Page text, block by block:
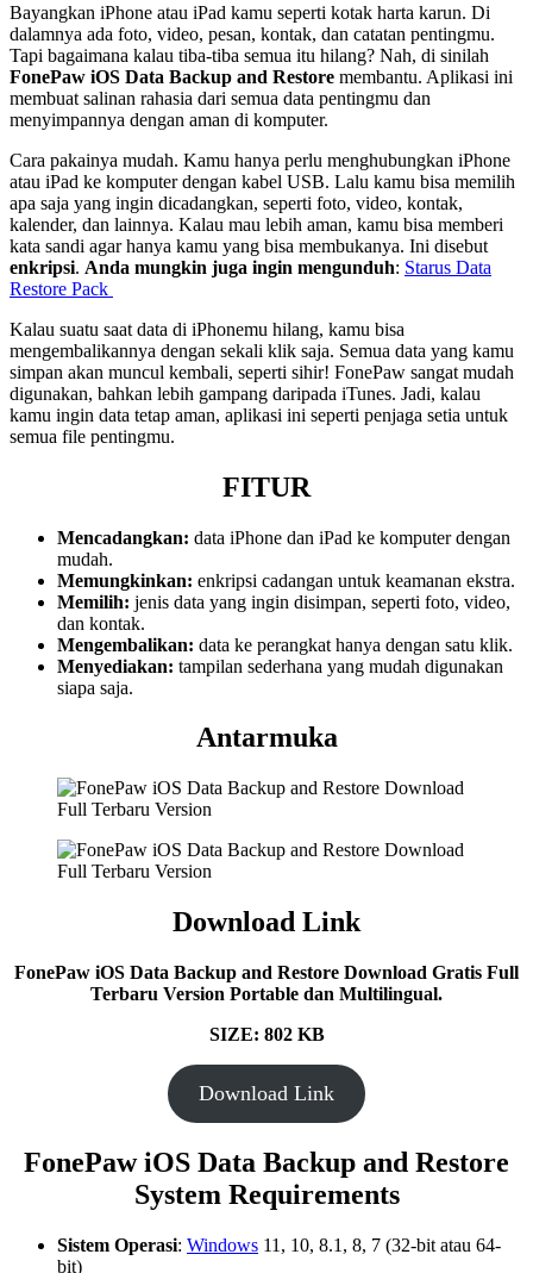
Bayangkan iPhone atau iPad kamu seperti kotak harta karun. Di
dalamnya ada foto, video, pesan, kontak, dan catatan pentingmu.
Tapi bagaimana kalau tiba-tiba semua itu hilang? Nah, di sinilah
FonePaw iOS Data Backup and Restore membantu. Aplikasi ini
membuat salinan rahasia dari semua data pentingmu dan
menyimpannya dengan aman di komputer.
Cara pakainya mudah. Kamu hanya perlu menghubungkan iPhone
atau iPad ke komputer dengan kabel USB. Lalu kamu bisa memilih
apa saja yang ingin dicadangkan, seperti foto, video, kontak,
kalender, dan lainnya. Kalau mau lebih aman, kamu bisa memberi
kata sandi agar hanya kamu yang bisa membukanya. Ini disebut
enkripsi. Anda mungkin juga ingin mengunduh: Starus Data
Restore Pack
Kalau suatu saat data di iPhonemu hilang, kamu bisa
mengembalikannya dengan sekali klik saja. Semua data yang kamu
simpan akan muncul kembali, seperti sihir! FonePaw sangat mudah
digunakan, bahkan lebih gampang daripada iTunes. Jadi, kalau
kamu ingin data tetap aman, aplikasi ini seperti penjaga setia untuk
semua file pentingmu.
FITUR
Mencadangkan: data iPhone dan iPad ke komputer dengan
mudah.
Memungkinkan: enkripsi cadangan untuk keamanan ekstra.
Memilih: jenis data yang ingin disimpan, seperti foto, video,
dan kontak.
Mengembalikan: data ke perangkat hanya dengan satu klik.
Menyediakan: tampilan sederhana yang mudah digunakan
siapa saja.
Antarmuka
Download Link
FonePaw iOS Data Backup and Restore Download Gratis Full
Terbaru Version Portable dan Multilingual.
SIZE: 802 KB
Download Link
FonePaw iOS Data Backup and Restore
System Requirements
Sistem Operasi: Windows 11, 10, 8.1, 8, 7 (32-bit atau 64-
bit)